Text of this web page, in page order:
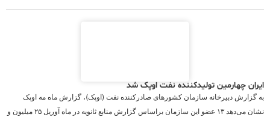
ایران چهارمین تولیدکننده نفت اوپک شد
به گزارش دبیرخانه سازمان کشورهای صادرکننده نفت (اوپک)، گزارش ماه مه اوپک
نشان می‌دهد ۱۳ عضو این سازمان براساس گزارش منابع ثانویه در ماه آوریل ۲۵ میلیون و